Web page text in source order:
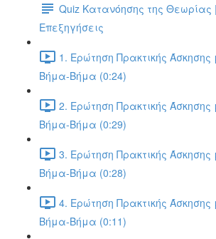
Quiz Κατανόησης της Θεωρίας
Επεξηγήσεις
1. Ερώτηση Πρακτικής
Βήμα-Βήμα (0:24)
2. Ερώτηση Πρακτικής
Βήμα-Βήμα (0:29)
3. Ερώτηση Πρακτικής
Βήμα-Βήμα (0:28)
4. Ερώτηση Πρακτικής
Βήμα-Βήμα (0:11)